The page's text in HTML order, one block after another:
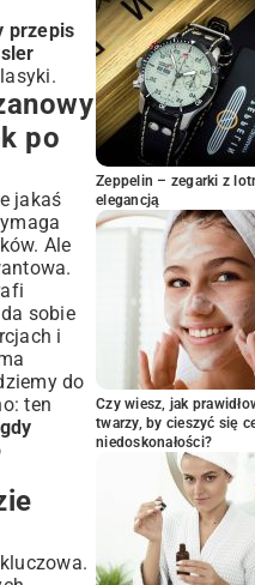
Sos
Domowy
przepis
po
jakaś
Ale
sobie
i
do
ten
Zeppelin – zegarki z
elegancją
Czy wiesz, jak
twarzy, by cieszyć się
niedoskonałości?